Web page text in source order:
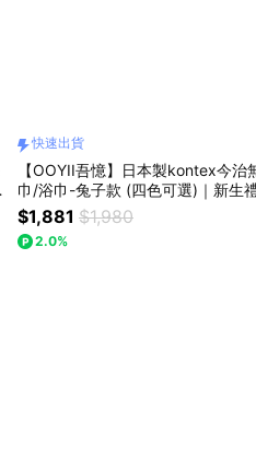
快速出貨
【OOYII吾憶】日本製kontex今治
巾/浴巾-兔子款 (四色可選)｜新生
週歲禮、生日禮物｜【快速出貨】
$1,881 $1,980
2.0%